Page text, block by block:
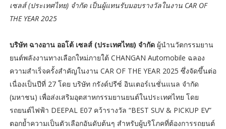
เซลส์ (ประเทศไทย) จำกัด เป็นผู้แทนรับมอบรางวัลในงาน CAR OF
THE YEAR 2025
บริษัท ฉางอาน ออโต้ เซลส์ (ประเทศไทย) จำกัดผู้นำนวัตกรรมยาน
ยนต์พลังงานทางเลือกใหม่ภายใต้ CHANGAN Automobile ฉลอง
ความสำเร็จครั้งสำคัญในงาน CAR OF THE YEAR 2025 ซึ่งจัดขึ้นต่อ
เนื่องเป็นปีที่ 27 โดย บริษัท กรังด์ปรีซ์ อินเตอร์เนชั่นแนล จำกัด
(มหาชน) เพื่อส่งเสริมอุตสาหกรรมยานยนต์ในประเทศไทย โดย
รถยนต์ไฟฟ้า DEEPAL E07 คว้ารางวัล “BEST SUV & PICKUP EV”
ตอกย้ำความเป็นตัวเลือกอันดับต้นๆ สำหรับผู้บริโภคที่ต้องการรถยนต์